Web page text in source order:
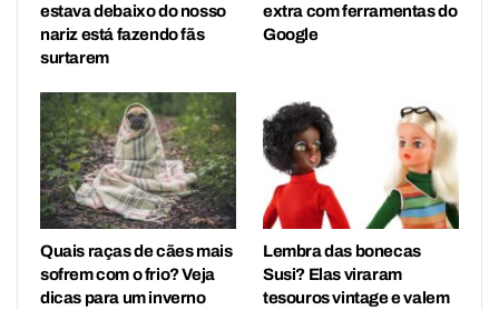
estava debaixo do nosso
nariz está fazendo fãs
surtarem
extra com ferramentas do
Google
Quais raças de cães mais
sofrem com o frio? Veja
dicas para um inverno
Lembra das bonecas
Susi? Elas viraram
tesouros vintage e valem